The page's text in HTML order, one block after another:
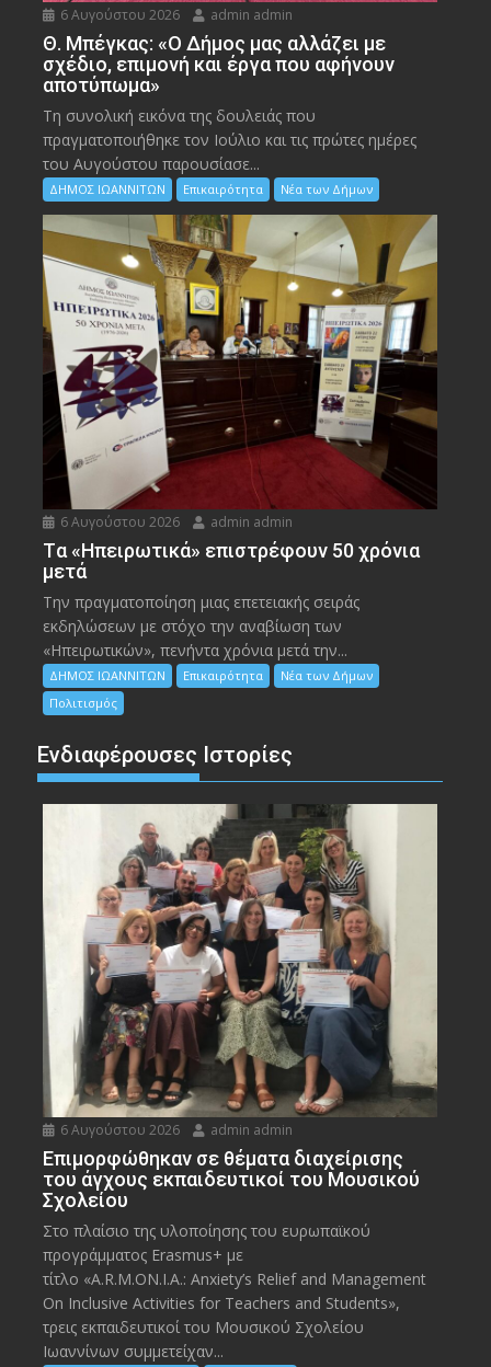
6 Αυγούστου 2026 admin admin
Θ. Μπέγκας: «Ο Δήμος μας αλλάζει με
σχέδιο, επιμονή και έργα που αφήνουν
αποτύπωμα»
Τη συνολική εικόνα της δουλειάς που
πραγματοποιήθηκε τον Ιούλιο και τις πρώτες ημέρες
του Αυγούστου παρουσίασε...
ΔΗΜΟΣ ΙΩΑΝΝΙΤΩΝ Επικαιρότητα Νέα των Δήμων
6 Αυγούστου 2026 admin admin
Tα «Ηπειρωτικά» επιστρέφουν 50 χρόνια
μετά
Την πραγματοποίηση μιας επετειακής σειράς
εκδηλώσεων με στόχο την αναβίωση των
«Ηπειρωτικών», πενήντα χρόνια μετά την...
ΔΗΜΟΣ ΙΩΑΝΝΙΤΩΝ Επικαιρότητα
Νέα των Δήμων
Πολιτισμός
Ενδιαφέρουσες Ιστορίες
6 Αυγούστου 2026 admin admin
Eπιμορφώθηκαν σε θέματα διαχείρισης
του άγχους εκπαιδευτικοί του Μουσικού
Σχολείου
Στο πλαίσιο της υλοποίησης του ευρωπαϊκού
προγράμματος Erasmus+ με
τίτλο «A.R.M.ON.I.A.: Anxiety’s Relief and Management
On Inclusive Activities for Teachers and Students»,
τρεις εκπαιδευτικοί του Μουσικού Σχολείου
Ιωαννίνων συμμετείχαν...